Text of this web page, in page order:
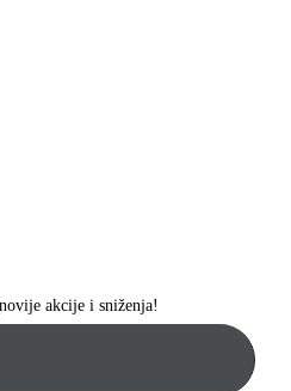
akcije i sniženja!